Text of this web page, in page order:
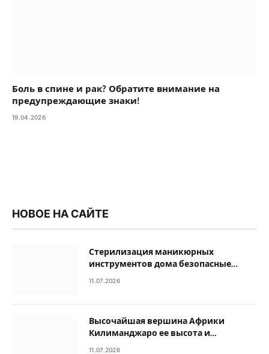
Боль в спине и рак? Обратите внимание на
предупреждающие знаки!
19.04.2026
НОВОЕ НА САЙТЕ
Стерилизация маникюрных
инструментов дома безопасные
методы обработки
11.07.2026
Высочайшая вершина Африки
Килиманджаро ее высота и
географические особенности
11.07.2026